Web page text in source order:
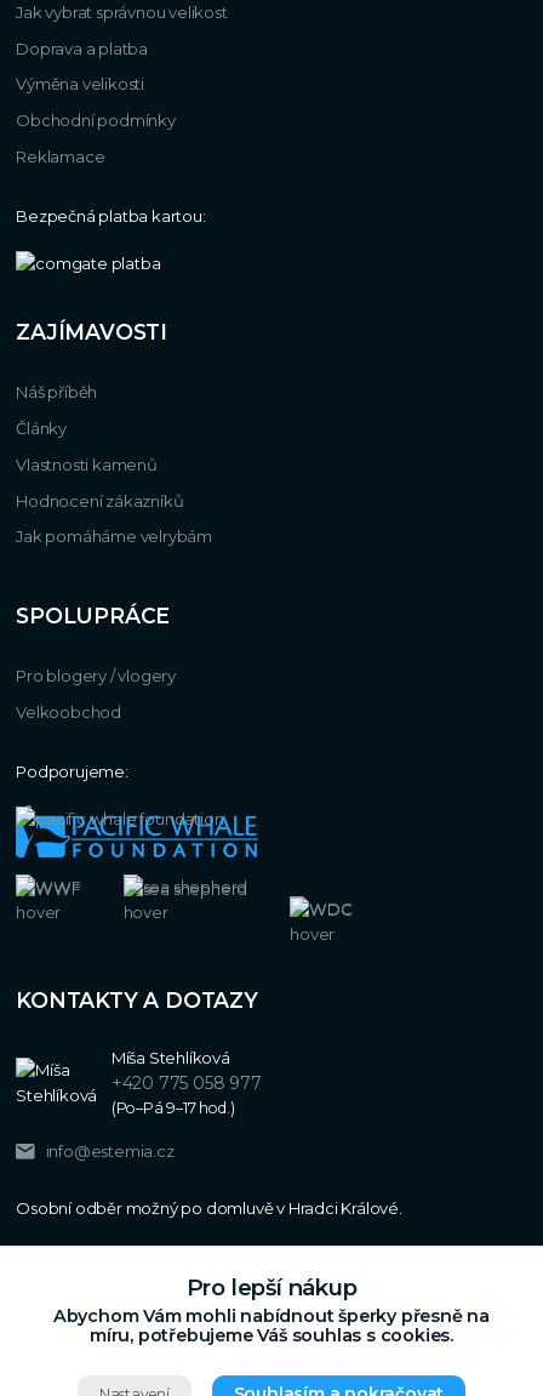
Jak vybrat správnou velikost
Doprava a platba
Výměna velikosti
Obchodní podmínky
Reklamace
Bezpečná platba kartou:
ZAJÍMAVOSTI
Náš příběh
Články
Vlastnosti kamenů
Hodnocení zákazníků
Jak pomáháme velrybám
SPOLUPRÁCE
Pro blogery / vlogery
Velkoobchod
Podporujeme:
KONTAKTY A DOTAZY
Míša Stehlíková
+420 775 058 977
(Po–Pá 9–17 hod.)
info@estemia.cz
Pro lepší nákup
Abychom Vám mohli nabídnout šperky přesně na
míru, potřebujeme Váš souhlas s cookies.